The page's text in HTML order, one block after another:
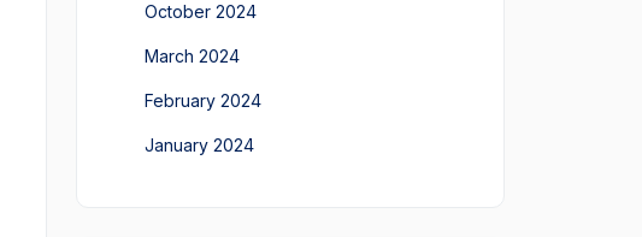
October 2024
March 2024
February 2024
January 2024